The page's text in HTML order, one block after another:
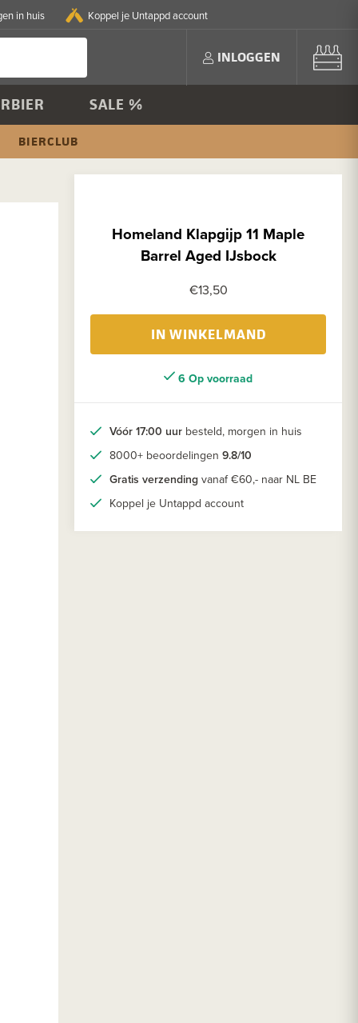
in huis Koppel je Untappd account
INLOGGEN
SALE %
BIERCLUB
Homeland Klapgijp 11 Maple
Barrel Aged IJsbock
€13,50
IN WINKELMAND
6 Op voorraad
Vóór 17:00 uur besteld, morgen in huis
8000+ beoordelingen 9.8/10
Gratis verzending vanaf €60,- naar NL BE
Koppel je Untappd account